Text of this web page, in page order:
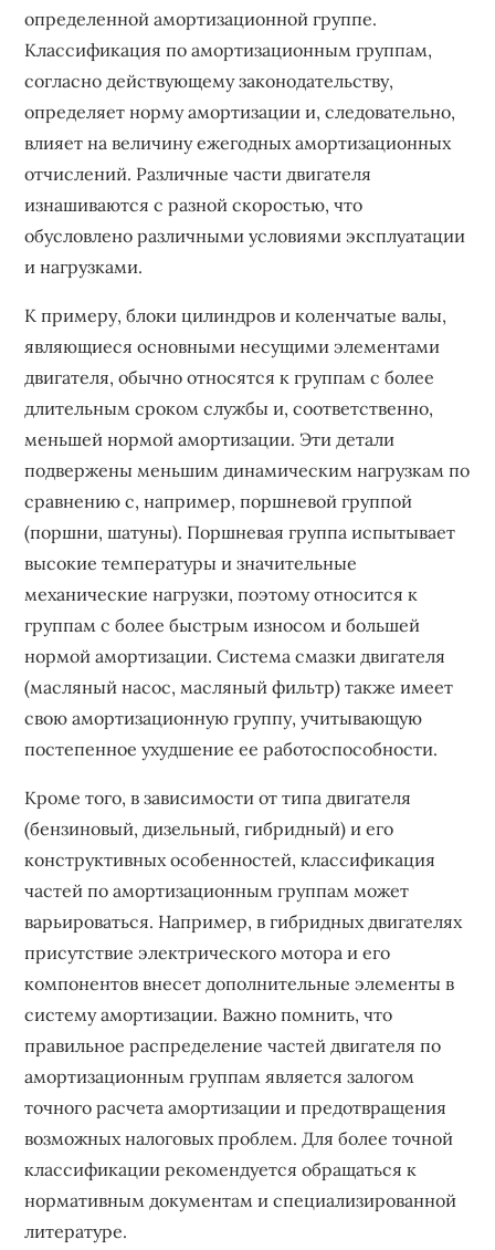
определенной амортизационной группе.
Классификация по амортизационным группам,
согласно действующему законодательству,
определяет норму амортизации и, следовательно,
влияет на величину ежегодных амортизационных
отчислений. Различные части двигателя
изнашиваются с разной скоростью, что
обусловлено различными условиями эксплуатации
и нагрузками.
К примеру, блоки цилиндров и коленчатые валы,
являющиеся основными несущими элементами
двигателя, обычно относятся к группам с более
длительным сроком службы и, соответственно,
меньшей нормой амортизации. Эти детали
подвержены меньшим динамическим нагрузкам по
сравнению с, например, поршневой группой
(поршни, шатуны). Поршневая группа испытывает
высокие температуры и значительные
механические нагрузки, поэтому относится к
группам с более быстрым износом и большей
нормой амортизации. Система смазки двигателя
(масляный насос, масляный фильтр) также имеет
свою амортизационную группу, учитывающую
постепенное ухудшение ее работоспособности.
Кроме того, в зависимости от типа двигателя
(бензиновый, дизельный, гибридный) и его
конструктивных особенностей, классификация
частей по амортизационным группам может
варьироваться. Например, в гибридных двигателях
присутствие электрического мотора и его
компонентов внесет дополнительные элементы в
систему амортизации. Важно помнить, что
правильное распределение частей двигателя по
амортизационным группам является залогом
точного расчета амортизации и предотвращения
возможных налоговых проблем. Для более точной
классификации рекомендуется обращаться к
нормативным документам и специализированной
литературе.